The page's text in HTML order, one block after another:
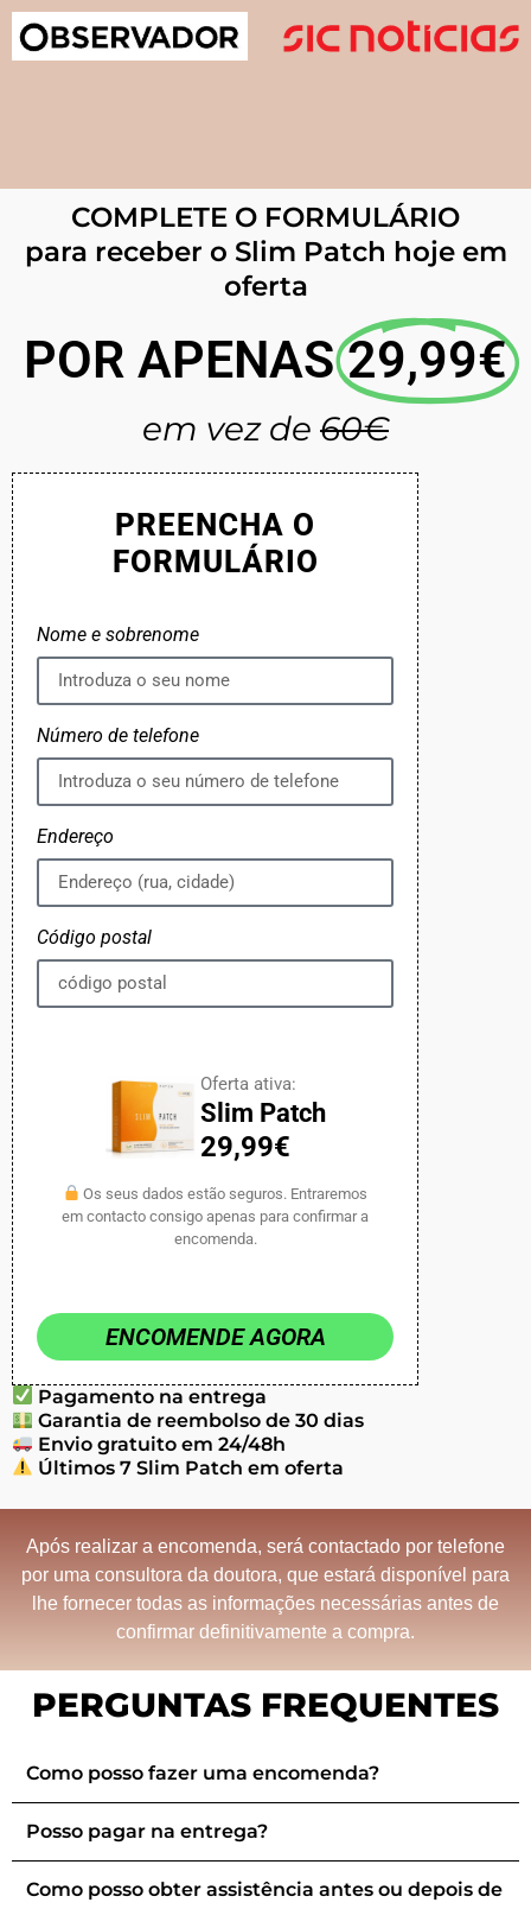
COMPLETE O FORMULÁRIO
para receber o Slim Patch hoje em
oferta
POR APENAS 29,99€
em vez de 60€
PREENCHA O
FORMULÁRIO
Nome e sobrenome
Número de telefone
Endereço
Código postal
Oferta ativa:
Slim Patch
29,99€
Os seus dados estão seguros. Entraremos
em contacto consigo apenas para confirmar a
encomenda.
ENCOMENDE AGORA
Pagamento na entrega
Garantia de reembolso de 30 dias
Envio gratuito em 24/48h
Últimos 7 Slim Patch em oferta
Após realizar a encomenda, será contactado por telefone
por uma consultora da doutora, que estará disponível para
lhe fornecer todas as informações necessárias antes de
confirmar definitivamente a compra.
PERGUNTAS FREQUENTES
Como posso fazer uma encomenda?
Posso pagar na entrega?
Como posso obter assistência antes ou depois de